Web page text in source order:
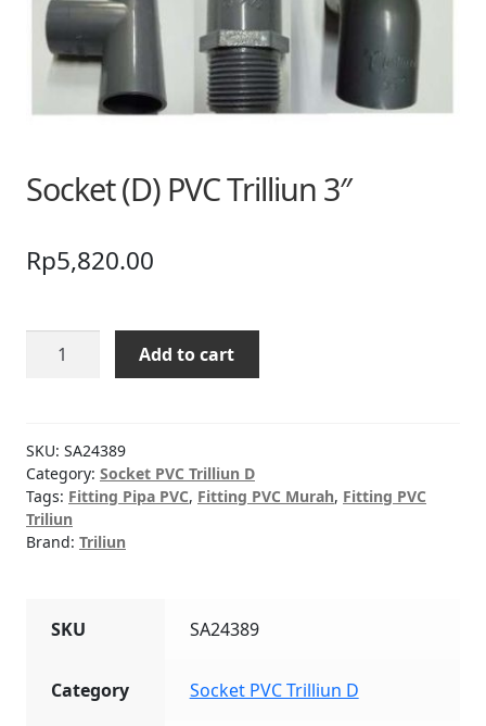
Socket (D) PVC Trilliun 3″
Rp5,820.00
Socket
3"
quantity
Add to cart
SKU: SA24389
Category: Socket PVC Trilliun D
Tags: Fitting Pipa PVC, Fitting PVC Murah, Fitting PVC
Triliun
Brand: Triliun
SKU SA24389
Category Socket PVC Trilliun D